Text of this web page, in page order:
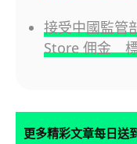
接受中國監管
Store 佣金 標
更多精彩文章每日送